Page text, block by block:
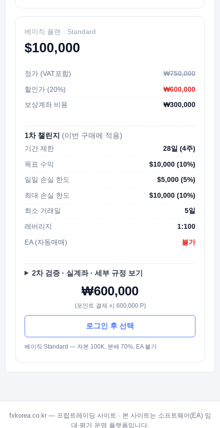
베이직 플랜 · Standard
$100,000
정가 (VAT포함)
₩750,000
할인가 (20%)
₩600,000
보상계좌 비용
₩300,000
1차 챌린지 (이번 구매에 적용)
기간 제한
28일 (4주)
목표 수익
$10,000 (10%)
일일 손실 한도
$5,000 (5%)
최대 손실 한도
$10,000 (10%)
최소 거래일
5일
레버리지
1:100
EA (자동매매)
불가
2차 검증 · 실계좌 · 세부 규정 보기
₩600,000
(포인트 결제 시 600,000 P)
로그인 후 선택
베이직 Standard — 자본 100K, 분배 70%, EA 불가
fxkorea.co.kr — 프랍트레이딩 사이트 · 본 사이트는 소프트웨어(EA) 임
대·평가 운영 플랫폼입니다.